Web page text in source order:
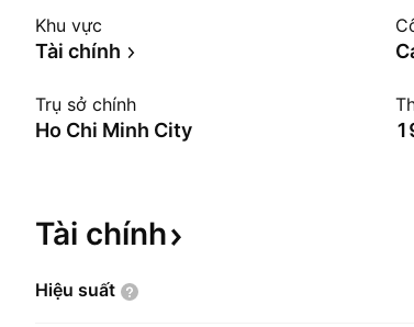
Khu vực
Tài chính
Trụ sở chính
Ho Chi Minh City
Tài chính
Hiệu suất